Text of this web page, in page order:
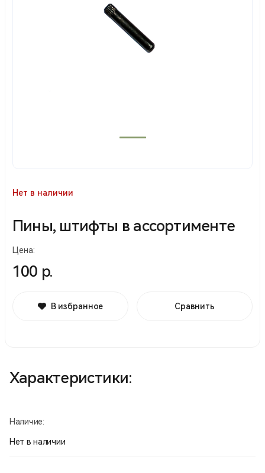
Нет в наличии
Пины, штифты в ассортименте
Цена:
100 р.
В избранное Сравнить
Характеристики:
Наличие:
Нет в наличии